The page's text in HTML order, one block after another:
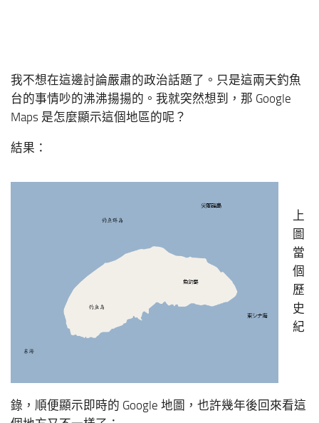
我不想在這邊討論嚴肅的政治話題了。只是這兩天釣魚
台的事情吵的沸沸揚揚的。我就突然想到，那 Google
Maps 是怎麼顯示這個地區的呢？
結果：
上
圖
當
個
歷
史
紀
錄，順便顯示即時的 Google 地圖，也許幾年後回來看這